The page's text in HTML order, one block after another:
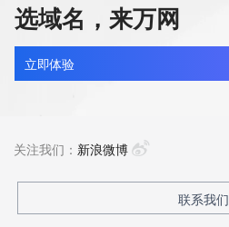
选域名，来万网
立即体验
关注我们： 新浪微博
联系我们